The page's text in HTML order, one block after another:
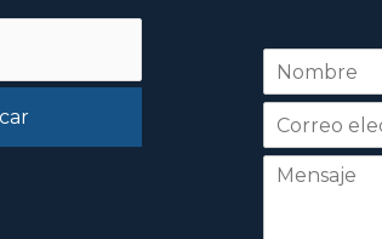
m
r
Nombre